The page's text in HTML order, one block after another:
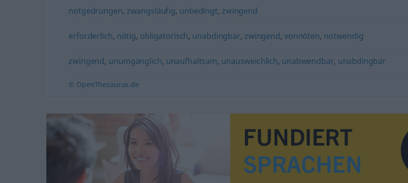
notgedrungen, zwangsläufig, unbedingt, zwingend
erforderlich, nötig, obligatorisch, unabdingbar, zwingend,vonnöten, notwendig
zwingend, unumgänglich, unaufhaltsam, unausweichlich, unabwendbar, unabdingbar
© OpenThesaurus.de